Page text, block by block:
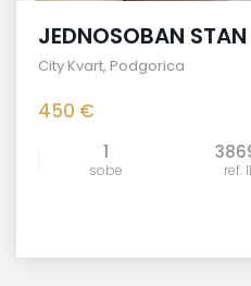
JEDNOSOBAN
City Kvart, Podgorica
450 €
1
sobe ref.